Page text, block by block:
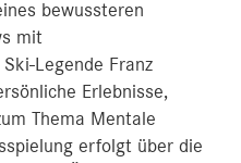
bewussteren
mit
Legende Franz
Erlebnisse,
Thema Mentale
erfolgt über die